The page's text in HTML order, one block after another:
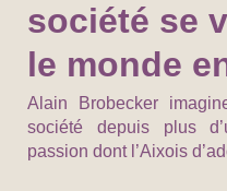
société se
le monde
Alain Brobecker
société depuis plus
passion dont l’Aixois